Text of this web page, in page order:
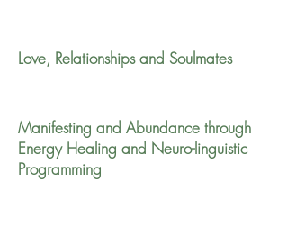
energy healing and wellbeing
Love, Relationships and Soulmates
Manifesting and Abundance through
Energy Healing and Neuro-linguistic
Programming